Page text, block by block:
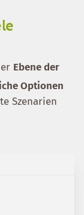
Ebene der
Optionen
Szenarien